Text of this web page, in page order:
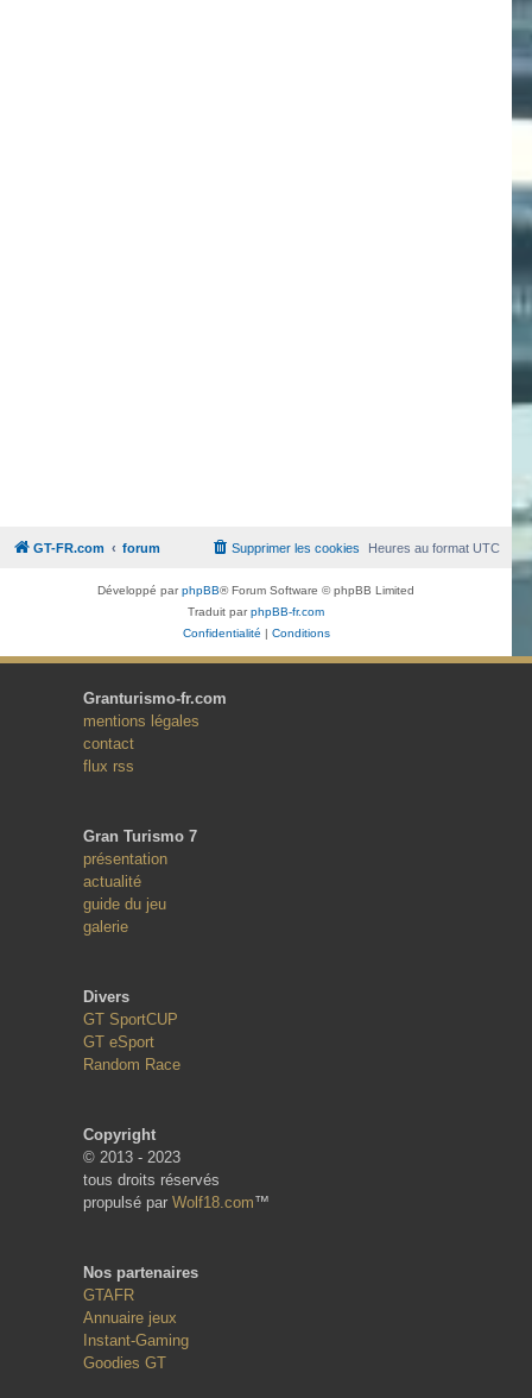
GT-FR.com forum Heures au formatUTC
Supprimer les cookies
Développé parphpBB® Forum Software © phpBB Limited
Traduit parphpBB-fr.com
Confidentialité
Conditions
Granturismo-fr.com
mentions légales
contact
flux rss
Gran Turismo 7
présentation
actualité
guide du jeu
galerie
Divers
GT SportCUP
GT eSport
Random Race
Copyright
© 2013 - 2023
tous droits réservés
propulsé par Wolf18.com™
Nos partenaires
GTAFR
Annuaire jeux
Instant-Gaming
Goodies GT